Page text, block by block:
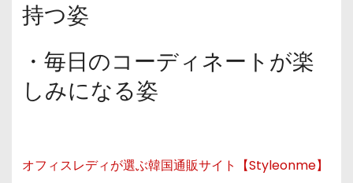
持つ姿
・毎日のコーディネートが楽
しみになる姿
オフィスレディが選ぶ韓国通販サイト【Styleonme】